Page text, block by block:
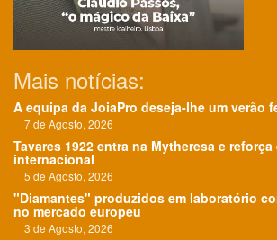
Mais notícias:
A equipa da JoiaPro deseja-lhe um verão
7 de Agosto, 2026
Tavares 1922 entra na Mytheresa e
internacional
5 de Agosto, 2026
"Diamantes" produzidos em laboratório
no mercado europeu
3 de Agosto, 2026